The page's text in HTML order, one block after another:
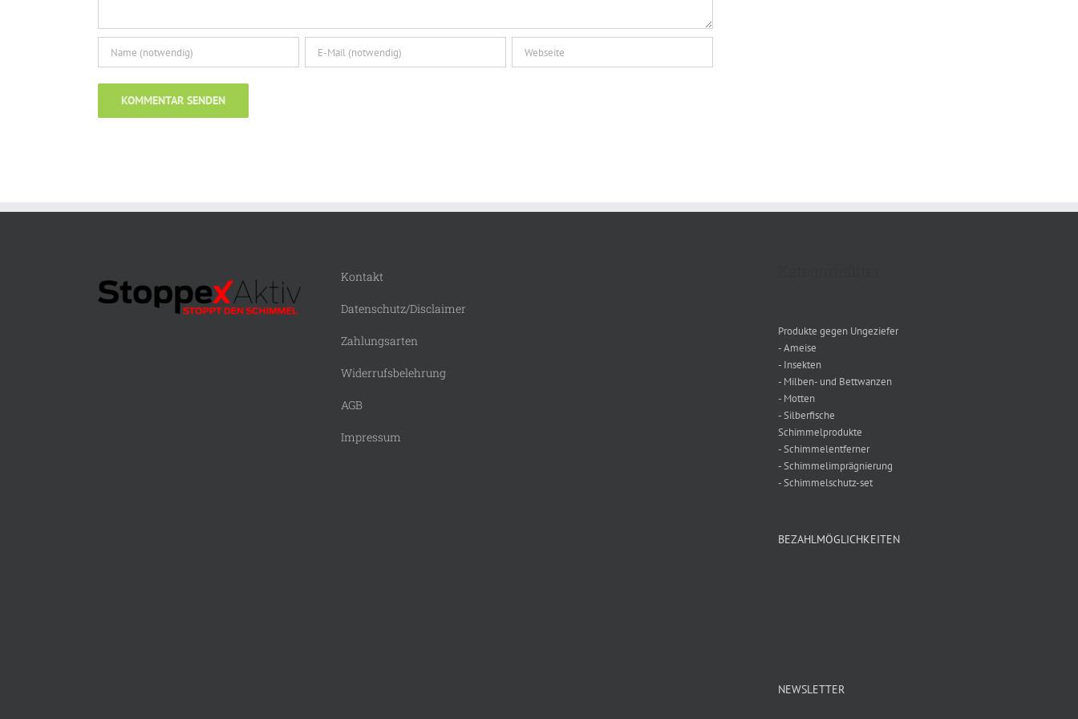
Kontakt
Datenschutz/Disclaimer
Zahlungsarten
Widerrufsbelehrung
AGB
Impressum
Produkte gegen Ungeziefer
- Ameise
- Insekten
- Milben- und Bettwanzen
- Motten
- Silberfische
Schimmelprodukte
- Schimmelentferner
- Schimmelimprägnierung
- Schimmelschutz-set
BEZAHLMÖGLICHKEITEN
NEWSLETTER